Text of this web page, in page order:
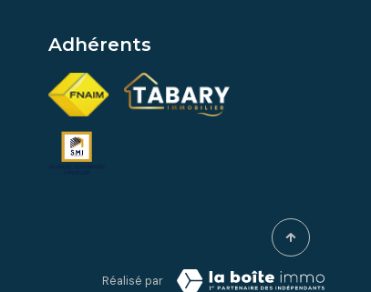
Adhérents
Réalisé par